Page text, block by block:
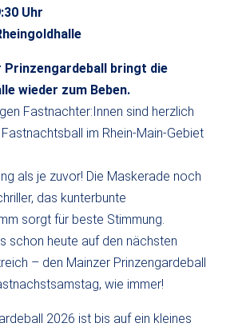
Uhr
Prinzengardeball bringt die
wieder zum Beben.
Fastnachter:Innen sind herzlich
im Rhein-Main-Gebiet
als je zuvor! Die Maskerade noch
das kunterbunte
sorgt für beste Stimmung.
schon heute auf den nächsten
– den Mainzer Prinzengardeball
wie immer!
2026 ist bis auf ein kleines